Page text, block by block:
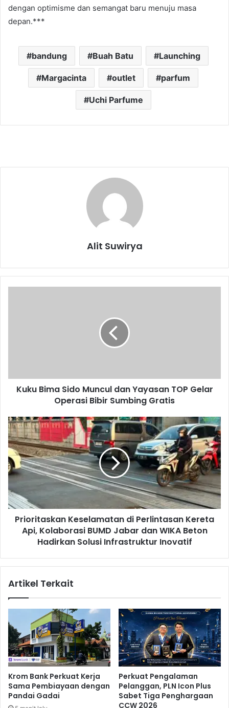
dengan optimisme dan semangat baru menuju masa
depan.***
bandung Buah Batu Launching
Margacinta outlet parfum
Uchi Parfume
Alit Suwirya
S
M
u
n
c
u
l
a
n
s
n
G
e
l
a
r
O
p
e
Kuku Bima Sido Muncul dan Yayasan TOP Gelar
Operasi Bibir Sumbing Gratis
P
r
i
o
r
i
a
s
e
a
t
a
n
d
i
P
Prioritaskan Keselamatan di Perlintasan Kereta
Api, Kolaborasi BUMD Jabar dan WIKA Beton
Hadirkan Solusi Infrastruktur Inovatif
Artikel Terkait
Krom Bank Perkuat Kerja
Sama Pembiayaan dengan
Pandai Gadai
Perkuat Pengalaman
Pelanggan, PLN Icon Plus
Sabet Tiga Penghargaan
CCW 2026